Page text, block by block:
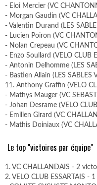
- Eloi Mercier (VC
- Morgan Gaudin (VC
- Valentin Durand (LES
- Lucien Poiron (VC
- Nolan Crepeau (VC
- Enzo Soullard (VELO CLUB
- Antonin Delhomme (LES
- Bastien Allain (LES SABLES
11. Anthony Graffin (VELO
- Mathys Mauger (VC
- Johan Desrame (VELO
- Emilien Girard (VC
- Mathis Doiniaux (VC
Le top "victoires par équipe"
1. VC CHALLANDAIS - 2
2. VELO CLUB ESSARTAIS -